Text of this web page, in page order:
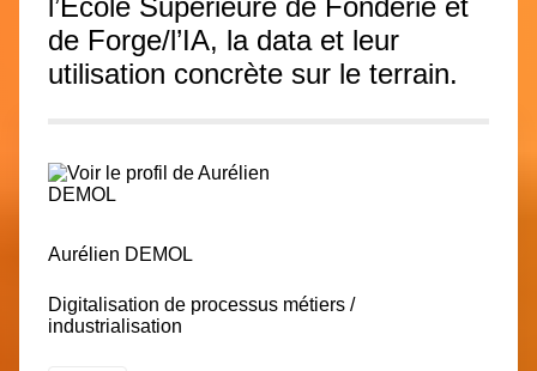
de Forge/l’IA, la data et leur
utilisation concrète sur le terrain.
Aurélien DEMOL
Digitalisation de processus métiers /
industrialisation